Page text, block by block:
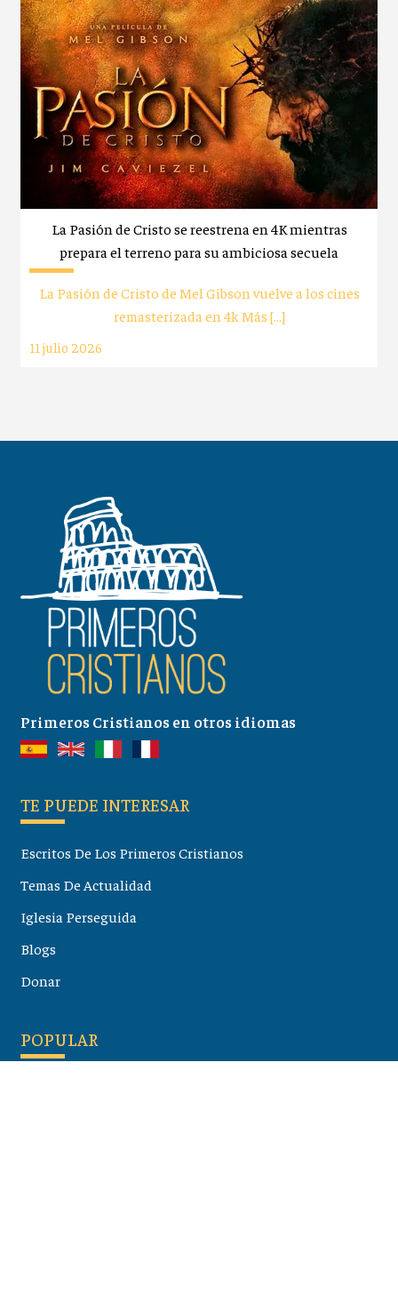
La Pasión de Cristo se reestrena en 4K mientras
prepara el terreno para su ambiciosa secuela
La Pasión de Cristo de Mel Gibson vuelve a los cines
remasterizada en 4k Más […]
11 julio 2026
Primeros Cristianos en otros idiomas
TE PUEDE INTERESAR
Escritos De Los Primeros Cristianos
Temas De Actualidad
Iglesia Perseguida
Blogs
Donar
POPULAR